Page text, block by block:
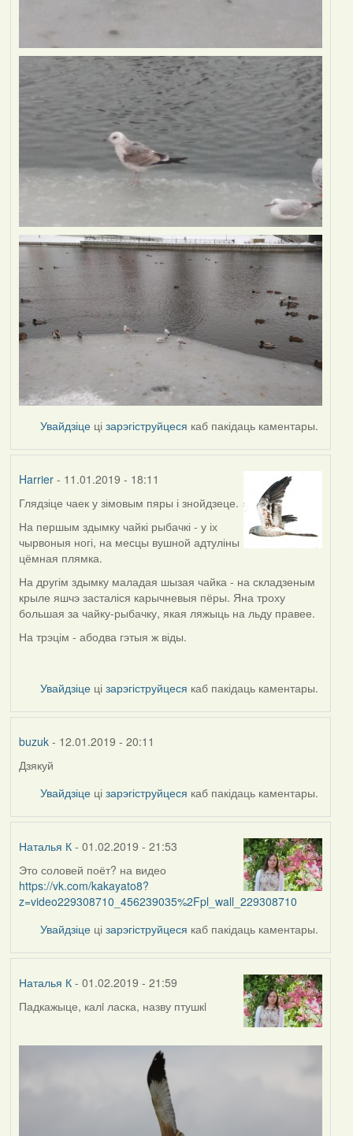
Увайдзіце цізарэгіструйцеся каб пакідаць каментары.
Harrier- 11.01.2019 - 18:11
In
reply
to
by
Глядзіце чаек у зімовым пяры і знойдзеце.
На першым здымку чайкі рыбачкі - у іх
чырвоныя ногі, на месцы вушной адтуліны
цёмная плямка.
На другім здымку маладая шызая чайка - на складзеным
крыле яшчэ засталіся карычневыя пёры. Яна троху
большая за чайку-рыбачку, якая ляжыць на льду правее.
На трэцім - абодва гэтыя ж віды.
Увайдзіце цізарэгіструйцеся каб пакідаць каментары.
buzuk- 12.01.2019 - 20:11
Дзякуй
Увайдзіце цізарэгіструйцеся каб пакідаць каментары.
Наталья К- 01.02.2019 - 21:53
Это соловей поёт? на видео
https://vk.com/kakayato8?
z=video229308710_456239035%2Fpl_wall_229308710
Увайдзіце цізарэгіструйцеся каб пакідаць каментары.
Наталья К- 01.02.2019 - 21:59
Падкажыце, калi ласка, назву птушкi